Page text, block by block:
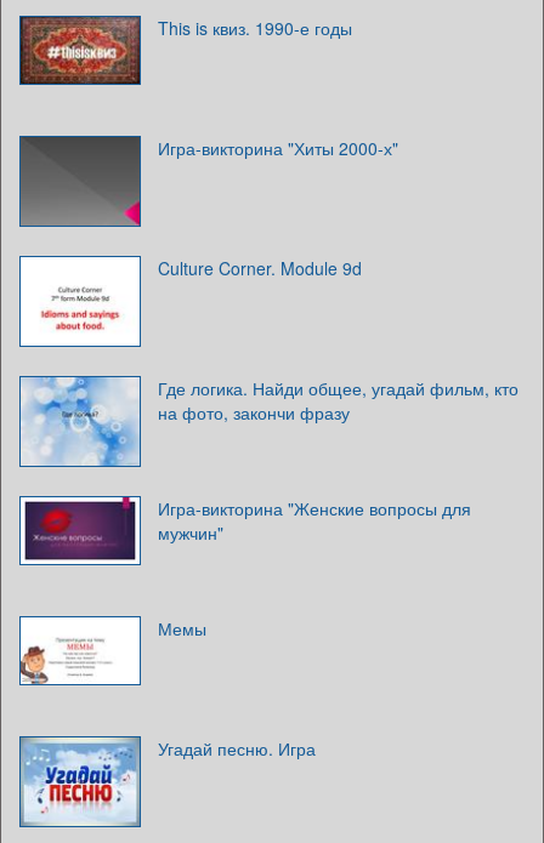
This is квиз. 1990-е годы
Игра-викторина "Хиты 2000-х"
Culture Corner. Module 9d
Где логика. Найди общее, угадай фильм, кто
на фото, закончи фразу
Игра-викторина "Женские вопросы для
мужчин"
Мемы
Угадай песню. Игра